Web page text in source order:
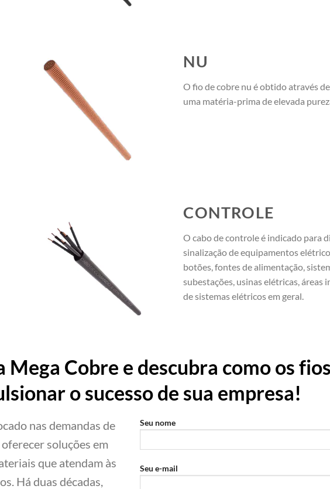
NU
O fio de cobre nu é obtido através
uma matéria-prima de elevada
CONTROLE
O cabo de controle é indicado para
sinalização de equipamentos
botões, fontes de alimentação,
subestações, usinas elétricas,
de sistemas elétricos em geral.
Cobre e descubra como os
o sucesso de sua empresa!
nas demandas de
soluções em
que atendam às
Há duas décadas,
Seu nome
Seu e-mail